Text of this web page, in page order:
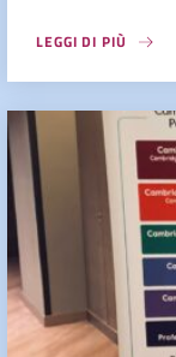
LEGGI DI PIÙ